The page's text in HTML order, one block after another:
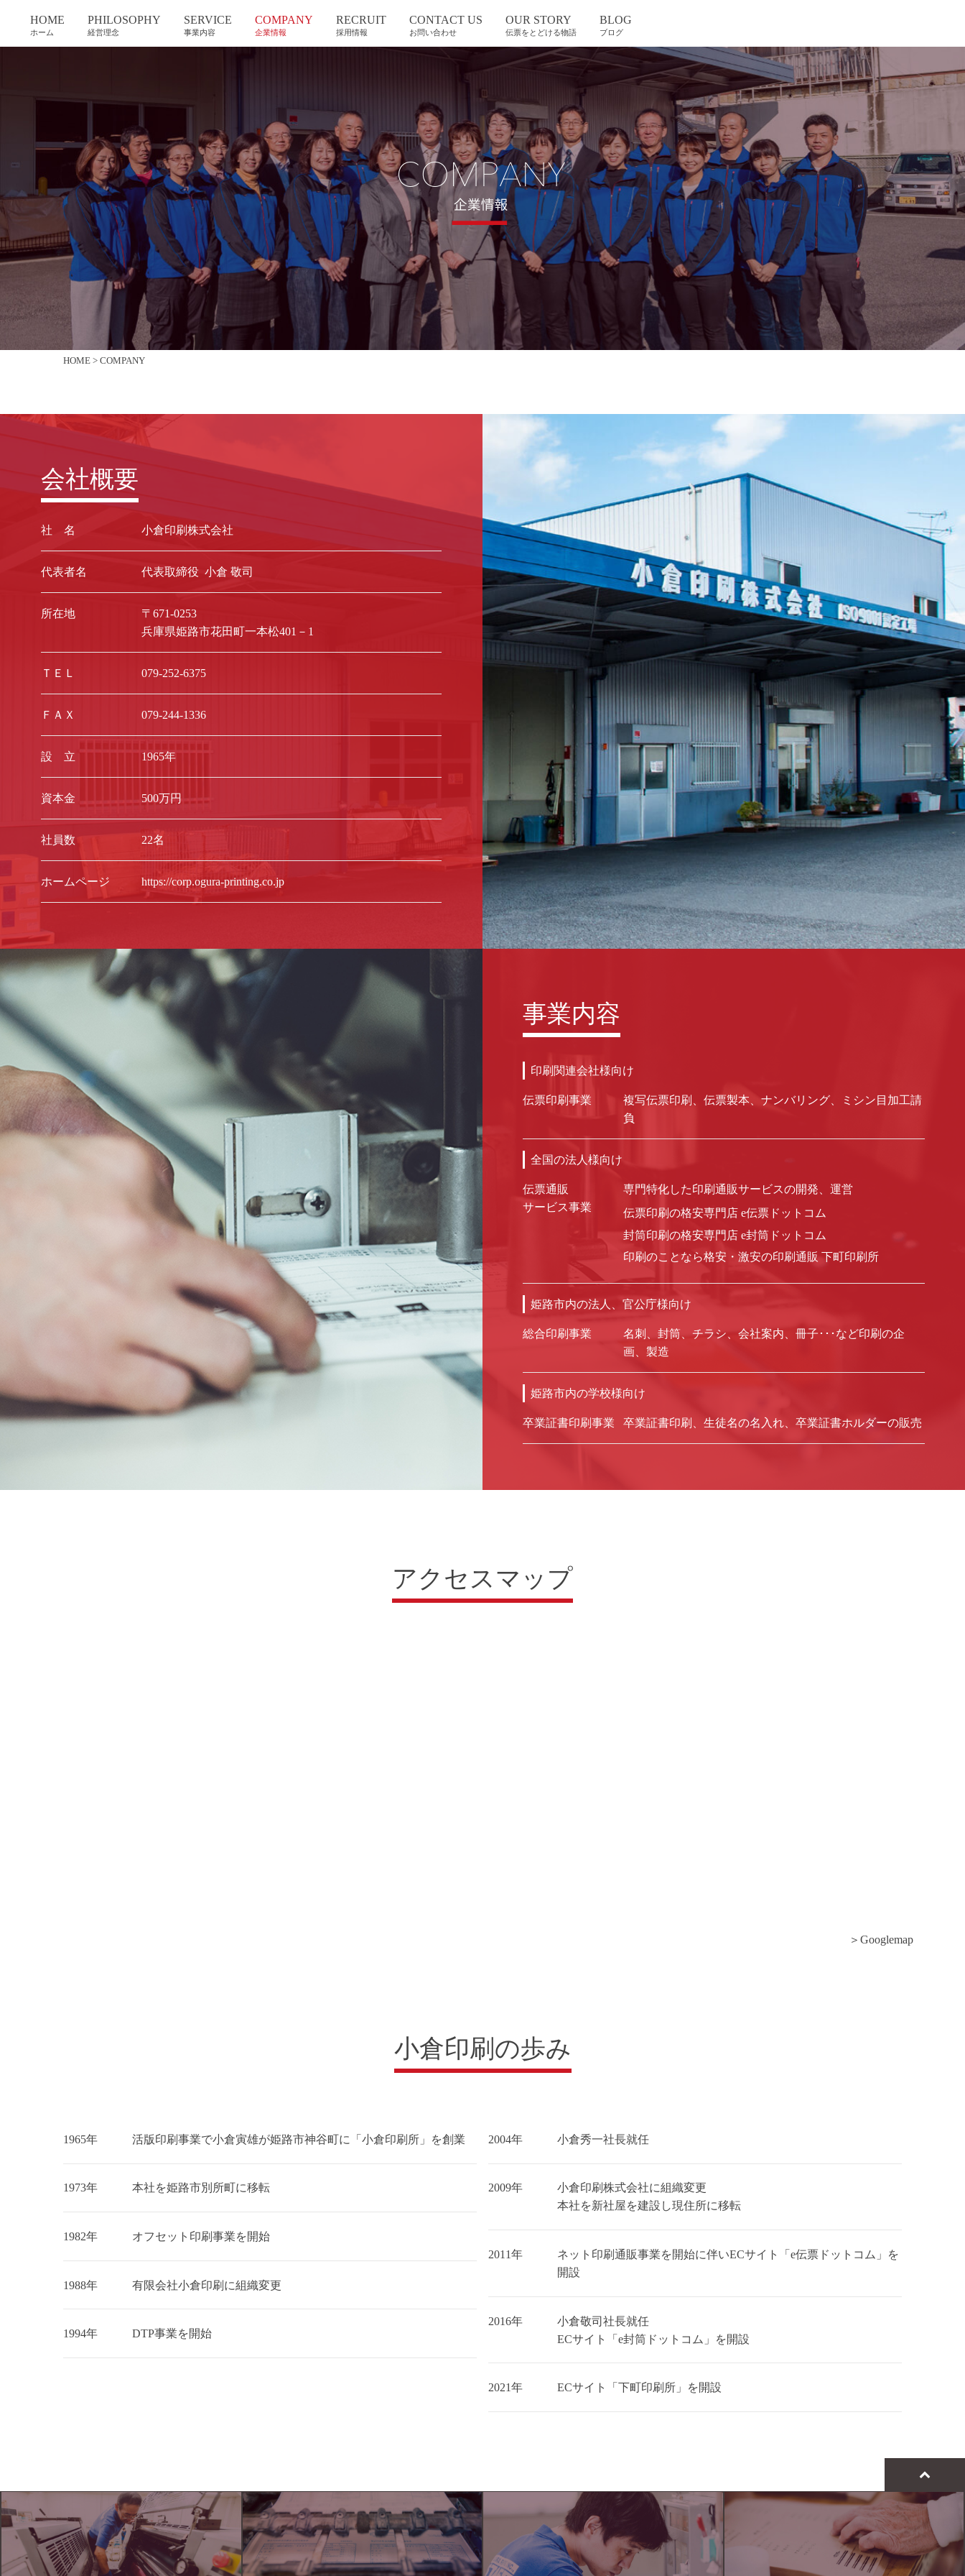
HOME
ホーム
PHILOSOPHY
経営理念
SERVICE
事業内容
COMPANY
企業情報
RECRUIT
採用情報
CONTACT US
お問い合わせ
OUR STORY
伝票をとどける物語
BLOG
ブログ
HOME > COMPANY
会社概要
社 名 小倉印刷株式会社
代表者名 代表取締役 小倉 敬司
所在地
〒671-0253
兵庫県姫路市花田町一本松401－1
ＴＥＬ 079-252-6375
ＦＡＸ 079-244-1336
設 立 1965年
資本金 500万円
社員数 22名
ホームページ https://corp.ogura-printing.co.jp
事業内容
印刷関連会社様向け
伝票印刷事業
複写伝票印刷、伝票製本、ナンバリング、ミシン目加工請
負
全国の法人様向け
伝票通販
サービス事業
専門特化した印刷通販サービスの開発、運営
伝票印刷の格安専門店 e伝票ドットコム
封筒印刷の格安専門店 e封筒ドットコム
印刷のことなら格安・激安の印刷通販 下町印刷所
姫路市内の法人、官公庁様向け
総合印刷事業
名刺、封筒、チラシ、会社案内、冊子･･･など印刷の企
画、製造
姫路市内の学校様向け
卒業証書印刷事業 卒業証書印刷、生徒名の名入れ、卒業証書ホルダーの販売
アクセスマップ
＞Googlemap
小倉印刷の歩み
1965年 活版印刷事業で小倉寅雄が姫路市神谷町に「小倉印刷所」を創業
1973年 本社を姫路市別所町に移転
1982年 オフセット印刷事業を開始
1988年 有限会社小倉印刷に組織変更
1994年 DTP事業を開始
2004年 小倉秀一社長就任
2009年
小倉印刷株式会社に組織変更
本社を新社屋を建設し現住所に移転
2011年 ネット印刷通販事業を開始に伴いECサイト「 e伝票ドットコム 」を
開設
2016年
小倉敬司社長就任
ECサイト「 e封筒ドットコム 」を開設
2021年 ECサイト「 下町印刷所 」を開設